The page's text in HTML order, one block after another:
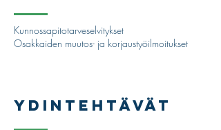
Kunnossapitotarveselvitykset
Osakkaiden muutos- ja korjaustyöilmoitukset
YDINTEHTÄVÄT